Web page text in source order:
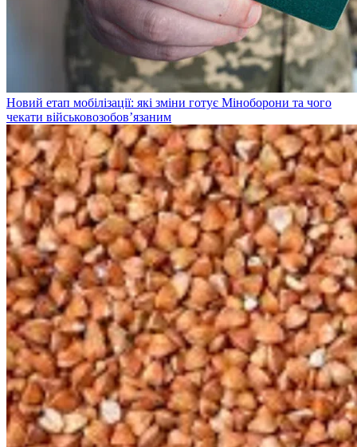
Новий етап мобілізації: які зміни готує Міноборони та чого
чекати військовозобов’язаним